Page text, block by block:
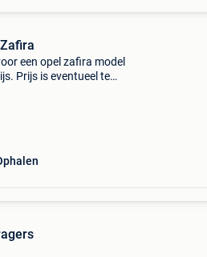
een opel zafira model
Prijs is eventueel te